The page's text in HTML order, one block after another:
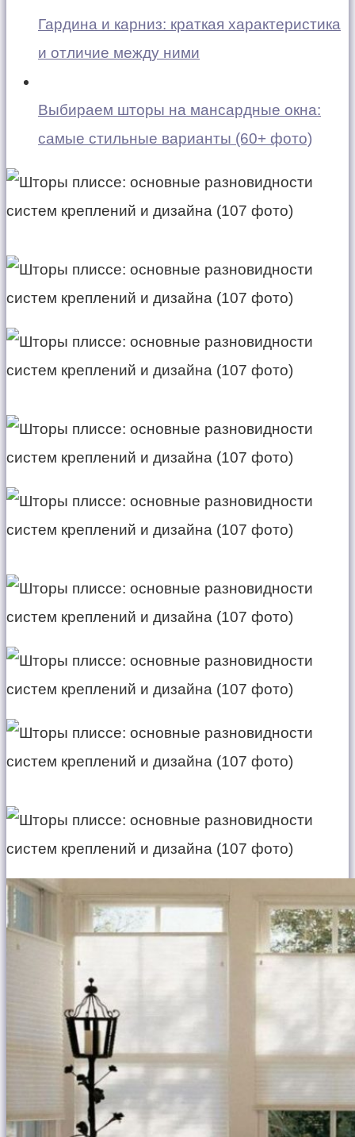
Гардина и карниз: краткая характеристика
и отличие между ними
Выбираем шторы на мансардные окна:
самые стильные варианты (60+ фото)